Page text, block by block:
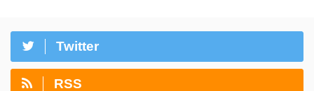
Twitter
RSS